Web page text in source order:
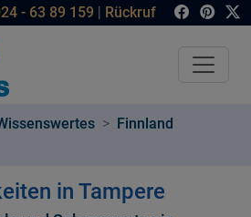
- 63 89 159 | Rückruf
Finnland
in Tampere